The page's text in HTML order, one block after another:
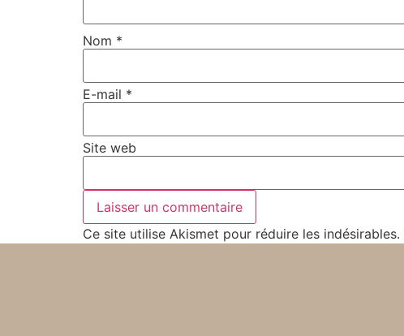
Nom *
E-mail *
Site web
Ce site utilise Akismet pour réduire les indésirables.